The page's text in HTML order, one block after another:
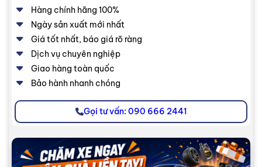
Hàng chính hãng 100%
Ngày sản xuất mới nhất
Giá tốt nhất, báo giá rõ ràng
Dịch vụ chuyên nghiệp
Giao hàng toàn quốc
Bảo hành nhanh chóng
Gọi tư vấn: 090 666 2441